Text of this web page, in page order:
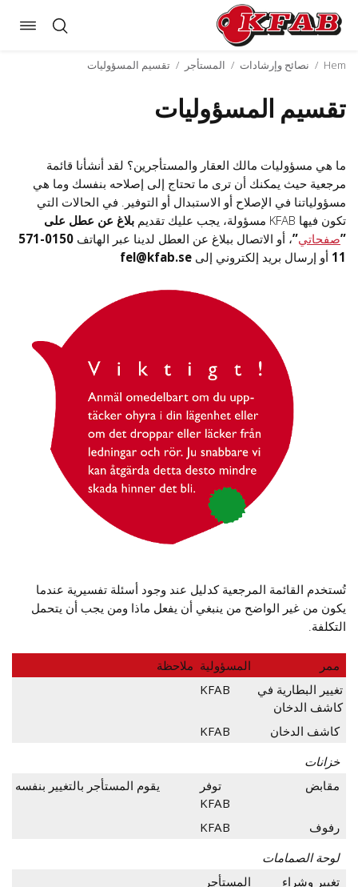
Skip
content
Hem نصائح وإرشادات المستأجر تقسيم المسؤوليات
تقسيم المسؤوليات
ما هي مسؤوليات مالك العقار والمستأجرين؟ لقد أنشأنا قائمة
مرجعية حيث يمكنك أن ترى ما تحتاج إلى إصلاحه بنفسك وما هي
مسؤولياتنا في الإصلاح أو الاستبدال أو التوفير. في الحالات التي
تكون فيها KFAB مسؤولة، يجب عليك تقديم
بلاغ عن عطل على
”صفحاتي ”، أو الاتصال ببلاغ عن العطل لدينا عبر الهاتف
0150-571
11أو إرسال بريد إلكتروني إلى fel@kfab.se
تُستخدم القائمة المرجعية كدليل عند وجود أسئلة تفسيرية عندما
يكون من غير الواضح من ينبغي أن يفعل ماذا ومن يجب أن يتحمل
التكلفة.
ممر المسؤولية
ملاحظة
تغيير البطارية في
كاشف الدخان
KFAB
كاشف الدخان
KFAB
خزانات
مقابض
توفر
KFAB
يقوم المستأجر بالتغيير بنفسه
رفوف
KFAB
لوحة الصمامات
تغيير وشراء
المستأجر